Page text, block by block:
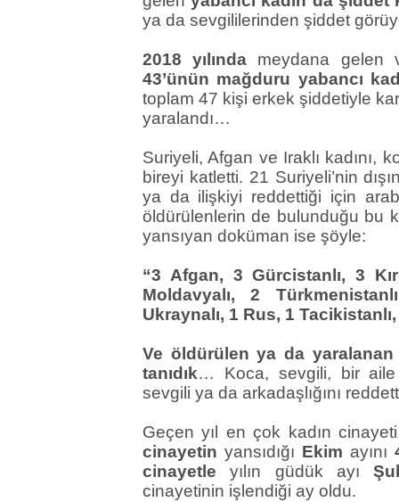
ya da sevgililerinden şiddet
2018 yılında meydana gelen
43’ünün mağduru yabancı
toplam 47 kişi erkek şiddetiyle
yaralandı…
Suriyeli, Afgan ve Iraklı kadını,
bireyi katletti. 21 Suriyeli’nin
ya da ilişkiyi reddettiği için
öldürülenlerin de bulunduğu bu
yansıyan doküman ise şöyle:
“3 Afgan, 3 Gürcistanlı, 3
Moldavyalı, 2
Ukraynalı, 1 Rus, 1
Ve öldürülen ya da yaralanan
tanıdık… Koca, sevgili, bir aile
sevgili ya da arkadaşlığını
Geçen yıl en çok kadın
cinayetin yansıdığı Ekim ayını
cinayetle yılın güdük ayı
cinayetinin işlendiği ay oldu.